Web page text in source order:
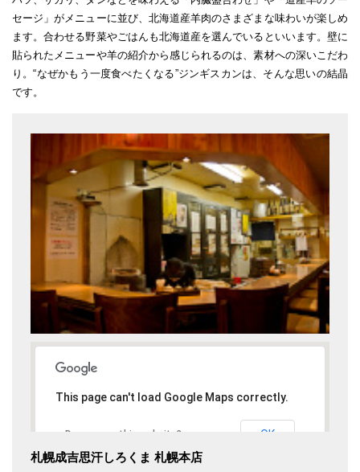
セージ」がメニューに並び、北海道産羊肉のさまざまな味わいが楽しめ
ます。合わせる野菜やごはんも北海道産を選んでいるといいます。壁に
貼られたメニューや羊の紹介から感じられるのは、素材への深いこだわ
り。“なぜかもう一度食べたくなる”ジンギスカンは、そんな思いの結晶
です。
This page can't load Google Maps correctly.
Do you own this website? OK
札幌成吉思汗しろくま 札幌本店